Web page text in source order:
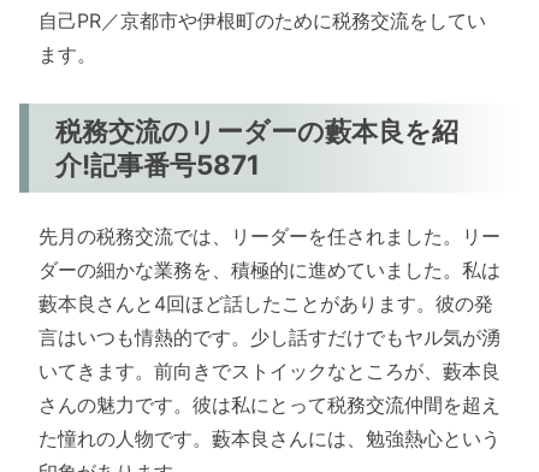
自己PR／京都市や伊根町のために税務交流をしてい
ます。
税務交流のリーダーの藪本良を紹
介!記事番号5871
先月の税務交流では、リーダーを任されました。リー
ダーの細かな業務を、積極的に進めていました。私は
藪本良さんと4回ほど話したことがあります。彼の発
言はいつも情熱的です。少し話すだけでもヤル気が湧
いてきます。前向きでストイックなところが、藪本良
さんの魅力です。彼は私にとって税務交流仲間を超え
た憧れの人物です。藪本良さんには、勉強熱心という